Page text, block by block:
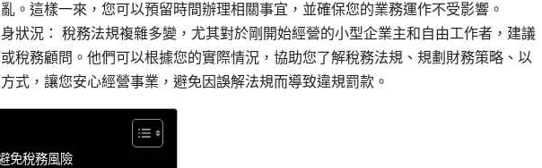
。這樣一來，您可以預留時間辦理相關事宜，並確保您的業務運作不受影響。
狀況： 稅務法規複雜多變，尤其對於剛開始經營的小型企業主和自由工作者，建議
稅務顧問。他們可以根據您的實際情況，協助您了解稅務法規、規劃財務策略、以
式，讓您安心經營事業，避免因誤解法規而導致違規罰款。
免稅務風險